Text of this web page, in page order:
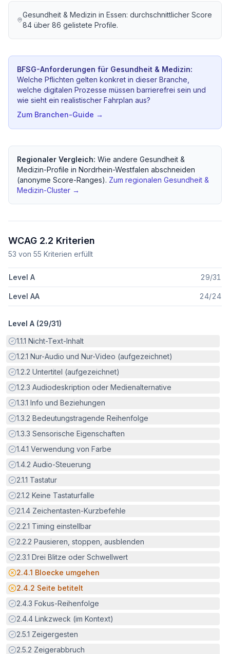
Gesundheit & Medizin in Essen: durchschnittlicher Score
84über 86 gelistete Profile.
BFSG-Anforderungen für Gesundheit & Medizin:
Welche Pflichten gelten konkret in dieser Branche,
welche digitalen Prozesse müssen barrierefrei sein und
wie sieht ein realistischer Fahrplan aus?
Zum Branchen-Guide →
Regionaler Vergleich: Wie andere Gesundheit &
Medizin-Profile in Nordrhein-Westfalen abschneiden
(anonyme Score-Ranges). Zum regionalen Gesundheit &
Medizin-Cluster →
WCAG 2.2 Kriterien
53 von 55 Kriterien erfüllt
Level A 29/31
Level AA 24/24
Level A (29/31)
Erfüllt:
1.1.1 Nicht-Text-Inhalt
Erfüllt:
1.2.1 Nur-Audio und Nur-Video (aufgezeichnet)
Erfüllt:
1.2.2 Untertitel (aufgezeichnet)
Erfüllt:
1.2.3 Audiodeskription oder Medienalternative
Erfüllt:
1.3.1 Info und Beziehungen
Erfüllt:
1.3.2 Bedeutungstragende Reihenfolge
Erfüllt:
1.3.3 Sensorische Eigenschaften
Erfüllt:
1.4.1 Verwendung von Farbe
Erfüllt:
1.4.2 Audio-Steuerung
Erfüllt:
2.1.1 Tastatur
Erfüllt:
2.1.2 Keine Tastaturfalle
Erfüllt:
2.1.4 Zeichentasten-Kurzbefehle
Erfüllt:
2.2.1 Timing einstellbar
Erfüllt:
2.2.2 Pausieren, stoppen, ausblenden
Erfüllt:
2.3.1 Drei Blitze oder Schwellwert
Potenzielle Barriere:
2.4.1 Bloecke umgehen
Potenzielle Barriere:
2.4.2 Seite betitelt
Erfüllt:
2.4.3 Fokus-Reihenfolge
Erfüllt:
2.4.4 Linkzweck (im Kontext)
Erfüllt:
2.5.1 Zeigergesten
Erfüllt:
2.5.2 Zeigerabbruch